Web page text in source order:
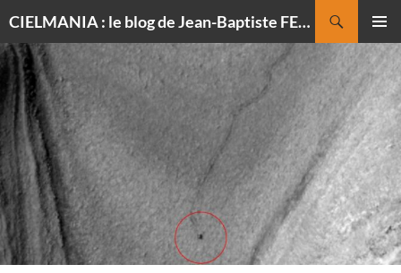
CIELMANIA : le blog de Jean-Baptiste FELDMANN, photographe du ciel
MENU
AU
CONTENU